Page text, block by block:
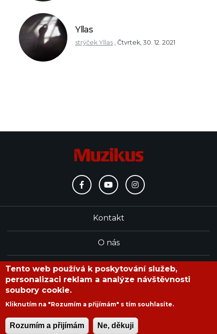
Yllas
strýček Yllas , Čtvrtek, 30. 12. 2021
Kontakt
O nás
Redakce
Copyright © 2020 Muzikus s.r.o.
Tento web používá k poskytování služeb,
personalizaci reklam a analýze návštěvnosti
soubory cookie.
Kliknutím na "Rozumím a přijímám" s tím souhlasíte.
Rozumím a přijímám Ne, děkuji